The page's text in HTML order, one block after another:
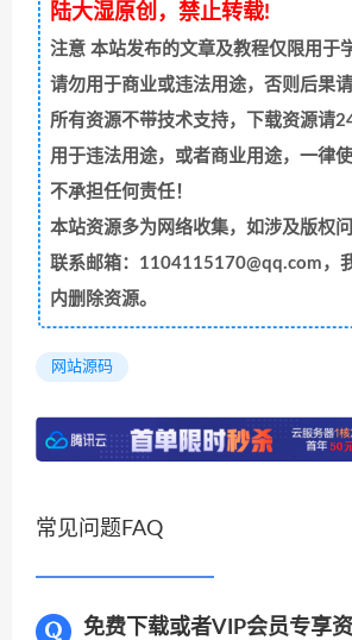
陆大湿原创，禁止转载!
注意本站发布的文章及教程仅限用于
请勿用于商业或违法用途，否则后果
所有资源不带技术支持，下载资源请
用于违法用途，或者商业用途，一律
不承担任何责任！
本站资源多为网络收集，如涉及版权
联系邮箱：1104115170@qq.com，
内删除资源。
网站源码
常见问题FAQ
免费下载或者VIP会员专享